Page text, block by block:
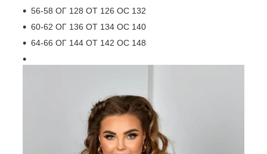
56-58 ОГ 128 ОТ 126 ОС 132
60-62 ОГ 136 ОТ 134 ОС 140
64-66 ОГ 144 ОТ 142 ОС 148